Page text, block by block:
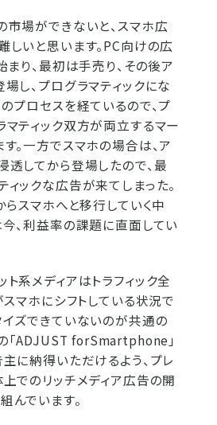
市場ができないと、スマホ広
しいと思います。PC向けの広
り、最初は手売り、その後ア
し、プログラマティックにな
プロセスを経ているので、プ
マティック双方が両立するマー
。一方でスマホの場合は、ア
透してから登場したので、最
ックな広告が来てしまった。
らスマホへと移行していく中
今、利益率の課題に直面してい
ト系メディアはトラフィック全
マホにシフトしている状況で
イズできていないのが共通の
「ADJUST forSmartphone」
に納得いただけるよう、プレ
上でのリッチメディア広告の開
んでいます。